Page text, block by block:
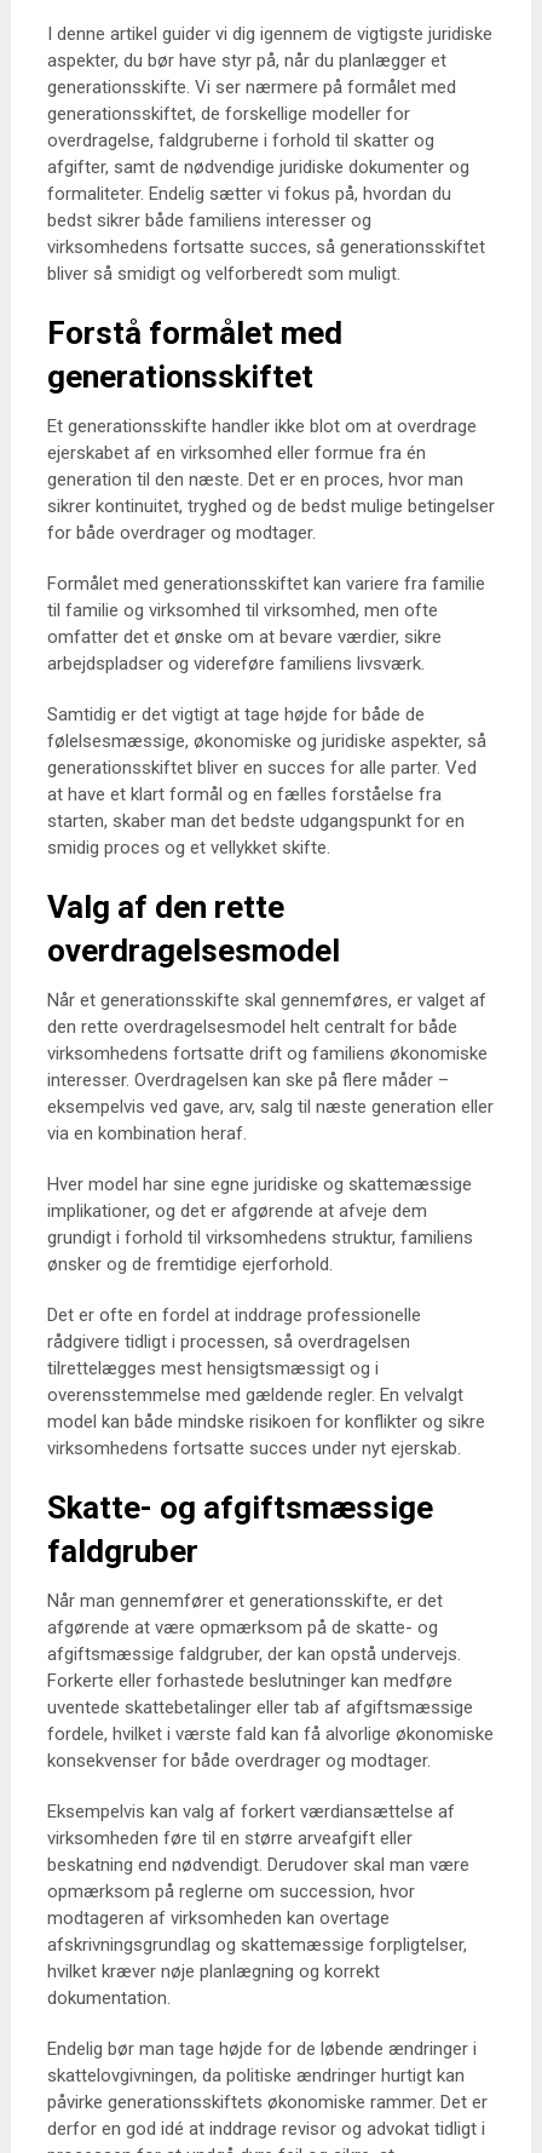
I denne artikel guider vi dig igennem de vigtigste juridiske
aspekter, du bør have styr på, når du planlægger et
generationsskifte. Vi ser nærmere på formålet med
generationsskiftet, de forskellige modeller for
overdragelse, faldgruberne i forhold til skatter og
afgifter, samt de nødvendige juridiske dokumenter og
formaliteter. Endelig sætter vi fokus på, hvordan du
bedst sikrer både familiens interesser og
virksomhedens fortsatte succes, så generationsskiftet
bliver så smidigt og velforberedt som muligt.
Forstå formålet med
generationsskiftet
Et generationsskifte handler ikke blot om at overdrage
ejerskabet af en virksomhed eller formue fra én
generation til den næste. Det er en proces, hvor man
sikrer kontinuitet, tryghed og de bedst mulige betingelser
for både overdrager og modtager.
Formålet med generationsskiftet kan variere fra familie
til familie og virksomhed til virksomhed, men ofte
omfatter det et ønske om at bevare værdier, sikre
arbejdspladser og videreføre familiens livsværk.
Samtidig er det vigtigt at tage højde for både de
følelsesmæssige, økonomiske og juridiske aspekter, så
generationsskiftet bliver en succes for alle parter. Ved
at have et klart formål og en fælles forståelse fra
starten, skaber man det bedste udgangspunkt for en
smidig proces og et vellykket skifte.
Valg af den rette
overdragelsesmodel
Når et generationsskifte skal gennemføres, er valget af
den rette overdragelsesmodel helt centralt for både
virksomhedens fortsatte drift og familiens økonomiske
interesser. Overdragelsen kan ske på flere måder –
eksempelvis ved gave, arv, salg til næste generation eller
via en kombination heraf.
Hver model har sine egne juridiske og skattemæssige
implikationer, og det er afgørende at afveje dem
grundigt i forhold til virksomhedens struktur, familiens
ønsker og de fremtidige ejerforhold.
Det er ofte en fordel at inddrage professionelle
rådgivere tidligt i processen, så overdragelsen
tilrettelægges mest hensigtsmæssigt og i
overensstemmelse med gældende regler. En velvalgt
model kan både mindske risikoen for konflikter og sikre
virksomhedens fortsatte succes under nyt ejerskab.
Skatte- og afgiftsmæssige
faldgruber
Når man gennemfører et generationsskifte, er det
afgørende at være opmærksom på de skatte- og
afgiftsmæssige faldgruber, der kan opstå undervejs.
Forkerte eller forhastede beslutninger kan medføre
uventede skattebetalinger eller tab af afgiftsmæssige
fordele, hvilket i værste fald kan få alvorlige økonomiske
konsekvenser for både overdrager og modtager.
Eksempelvis kan valg af forkert værdiansættelse af
virksomheden føre til en større arveafgift eller
beskatning end nødvendigt. Derudover skal man være
opmærksom på reglerne om succession, hvor
modtageren af virksomheden kan overtage
afskrivningsgrundlag og skattemæssige forpligtelser,
hvilket kræver nøje planlægning og korrekt
dokumentation.
Endelig bør man tage højde for de løbende ændringer i
skattelovgivningen, da politiske ændringer hurtigt kan
påvirke generationsskiftets økonomiske rammer. Det er
derfor en god idé at inddrage revisor og advokat tidligt i